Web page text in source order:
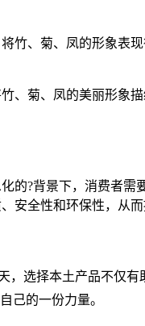
、菊、凤的形象表
菊、凤的美丽形象
?背景下，消费者
安全性和环保性，从而
选择本土产品不仅
己的一份力量。